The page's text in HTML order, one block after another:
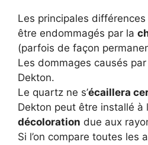
Les principales
être endommagés par la
(parfois de façon
Les dommages causés
Dekton.
Le quartz ne s’écaillera
Dekton peut être installé à
décoloration due aux
Si l’on compare toutes